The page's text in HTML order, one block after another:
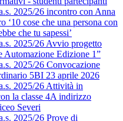
2025/26 incontro con Anna
‘10 cose che una persona con
che tu sapessi’
2025/26 Avvio progetto
Automazione Edizione 1”
2025/26 Convocazione
5BI 23 aprile 2026
2025/26 Attività in
la classe 4A indirizzo
Severi
2025/26 Prove di